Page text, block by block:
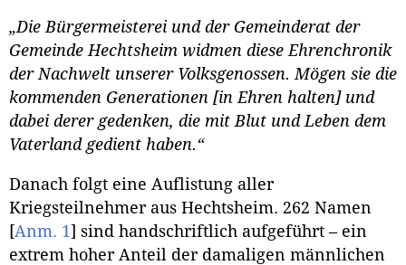
„Die Bürgermeisterei und der Gemeinderat der
Gemeinde Hechtsheim widmen diese Ehrenchronik
der Nachwelt unserer Volksgenossen. Mögen sie die
kommenden Generationen [in Ehren halten] und
dabei derer gedenken, die mit Blut und Leben dem
Vaterland gedient haben.“
Danach folgt eine Auflistung aller
Kriegsteilnehmer aus Hechtsheim. 262 Namen
[Anm. 1] sind handschriftlich aufgeführt – ein
extrem hoher Anteil der damaligen männlichen